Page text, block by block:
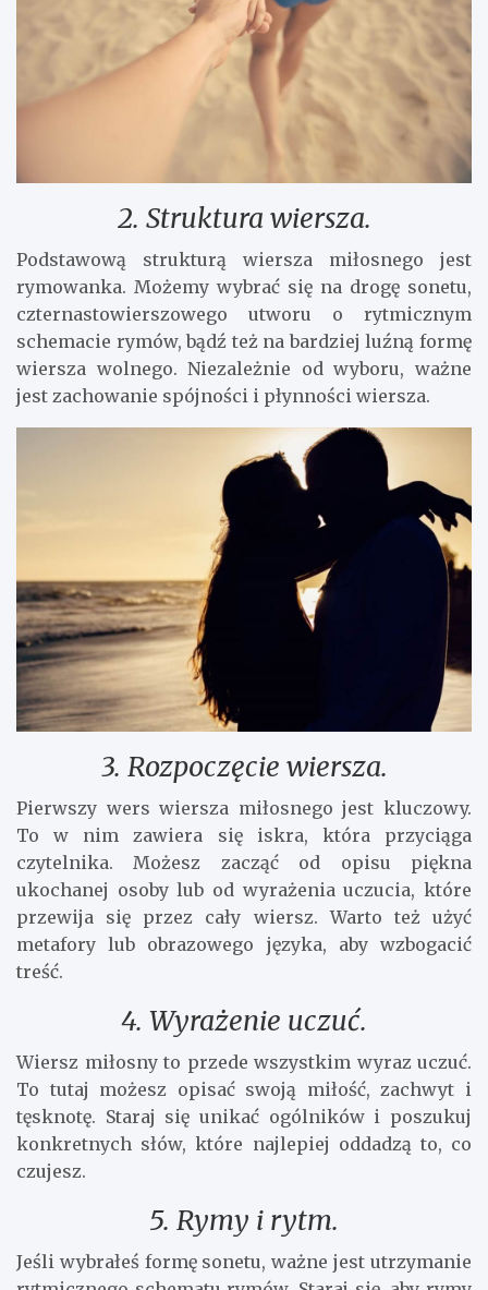
2. Struktura wiersza.
Podstawową strukturą wiersza miłosnego jest
rymowanka. Możemy wybrać się na drogę sonetu,
czternastowierszowego utworu o rytmicznym
schemacie rymów, bądź też na bardziej luźną formę
wiersza wolnego. Niezależnie od wyboru, ważne
jest zachowanie spójności i płynności wiersza.
3. Rozpoczęcie wiersza.
Pierwszy wers wiersza miłosnego jest kluczowy.
To w nim zawiera się iskra, która przyciąga
czytelnika. Możesz zacząć od opisu piękna
ukochanej osoby lub od wyrażenia uczucia, które
przewija się przez cały wiersz. Warto też użyć
metafory lub obrazowego języka, aby wzbogacić
treść.
4. Wyrażenie uczuć.
Wiersz miłosny to przede wszystkim wyraz uczuć.
To tutaj możesz opisać swoją miłość, zachwyt i
tęsknotę. Staraj się unikać ogólników i poszukuj
konkretnych słów, które najlepiej oddadzą to, co
czujesz.
5. Rymy i rytm.
Jeśli wybrałeś formę sonetu, ważne jest utrzymanie